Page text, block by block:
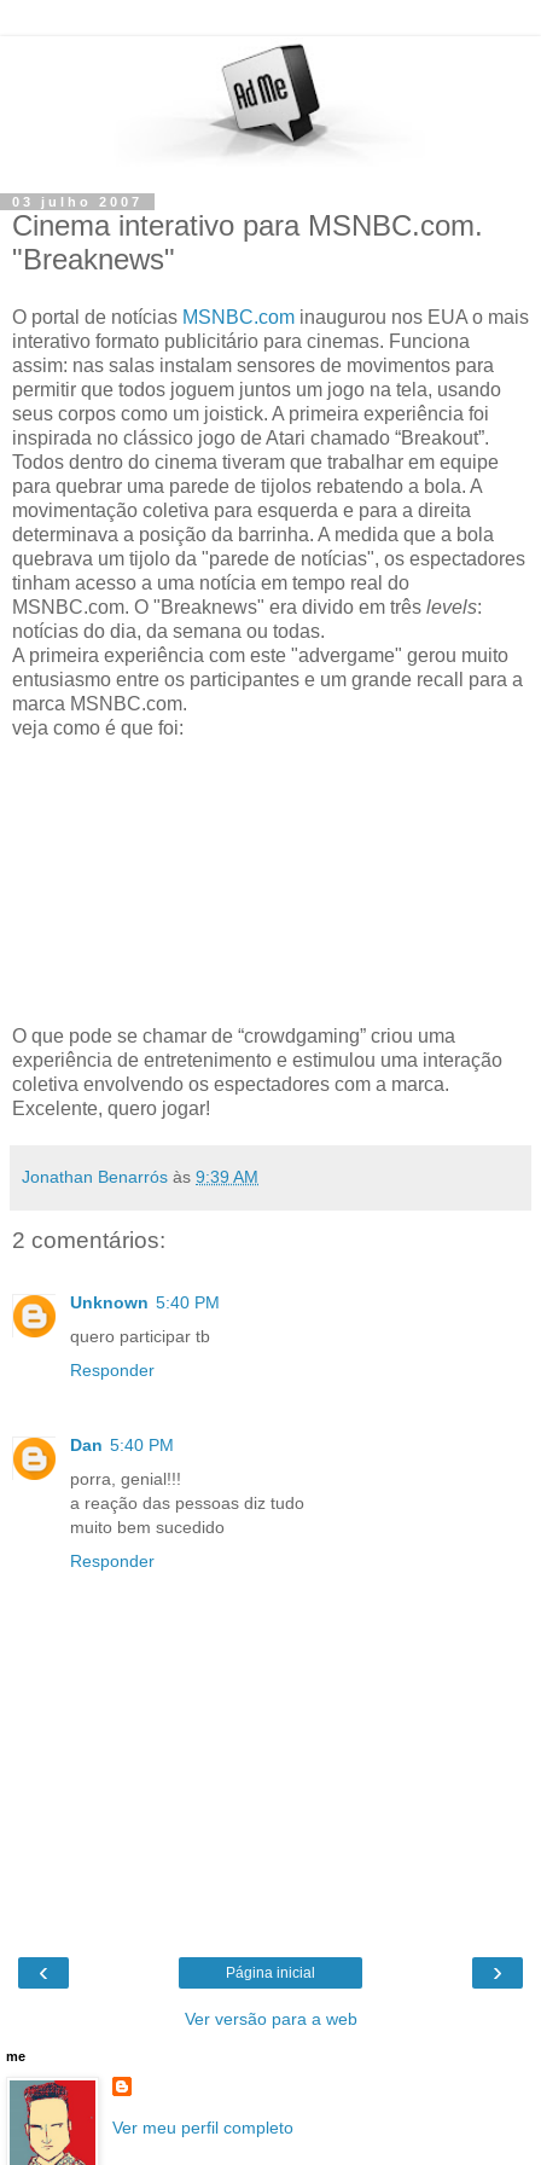
03 julho 2007
Cinema interativo para MSNBC.com.
"Breaknews"
O portal de notícias MSNBC.com inaugurou nos EUA o mais
interativo formato publicitário para cinemas. Funciona
assim: nas salas instalam sensores de movimentos para
permitir que todos joguem juntos um jogo na tela, usando
seus corpos como um joistick. A primeira experiência foi
inspirada no clássico jogo de Atari chamado “Breakout”.
Todos dentro do cinema tiveram que trabalhar em equipe
para quebrar uma parede de tijolos rebatendo a bola. A
movimentação coletiva para esquerda e para a direita
determinava a posição da barrinha. A medida que a bola
quebrava um tijolo da "parede de notícias", os espectadores
tinham acesso a uma notícia em tempo real do
MSNBC.com. O "Breaknews" era divido em três levels:
notícias do dia, da semana ou todas.
A primeira experiência com este "advergame" gerou muito
entusiasmo entre os participantes e um grande recall para a
marca MSNBC.com.
veja como é que foi:
O que pode se chamar de “crowdgaming” criou uma
experiência de entretenimento e estimulou uma interação
coletiva envolvendo os espectadores com a marca.
Excelente, quero jogar!
Jonathan Benarrós às 9:39 AM
2 comentários:
Unknown 5:40 PM
quero participar tb
Responder
Dan 5:40 PM
porra, genial!!!
a reação das pessoas diz tudo
muito bem sucedido
Responder
‹ ›
Página inicial
Ver versão para a web
me
Ver meu perfil completo